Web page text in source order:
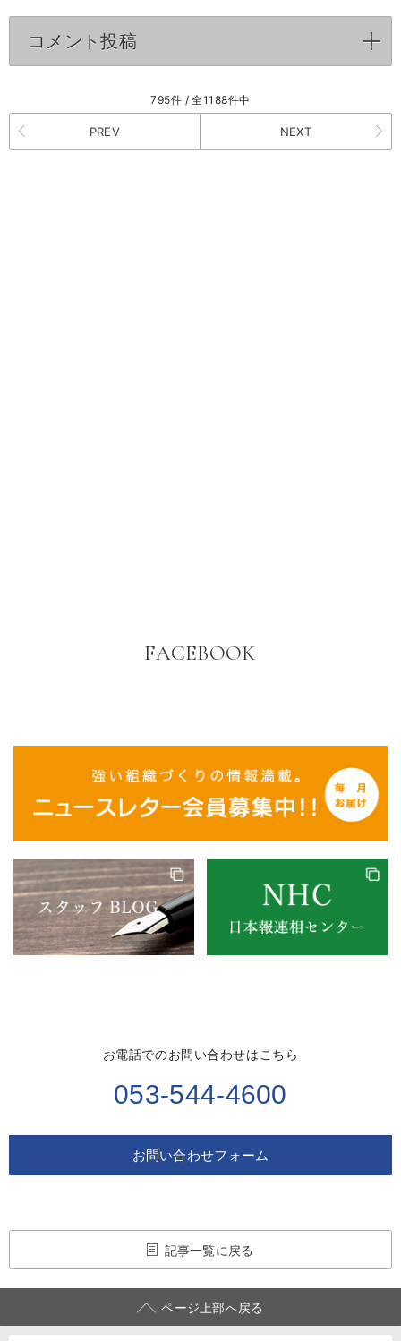
コメント投稿
795件 / 全1188件中
PREV NEXT
FACEBOOK
お電話でのお問い合わせはこちら
053-544-4600
お問い合わせフォーム
記事一覧に戻る
ページ上部へ戻る